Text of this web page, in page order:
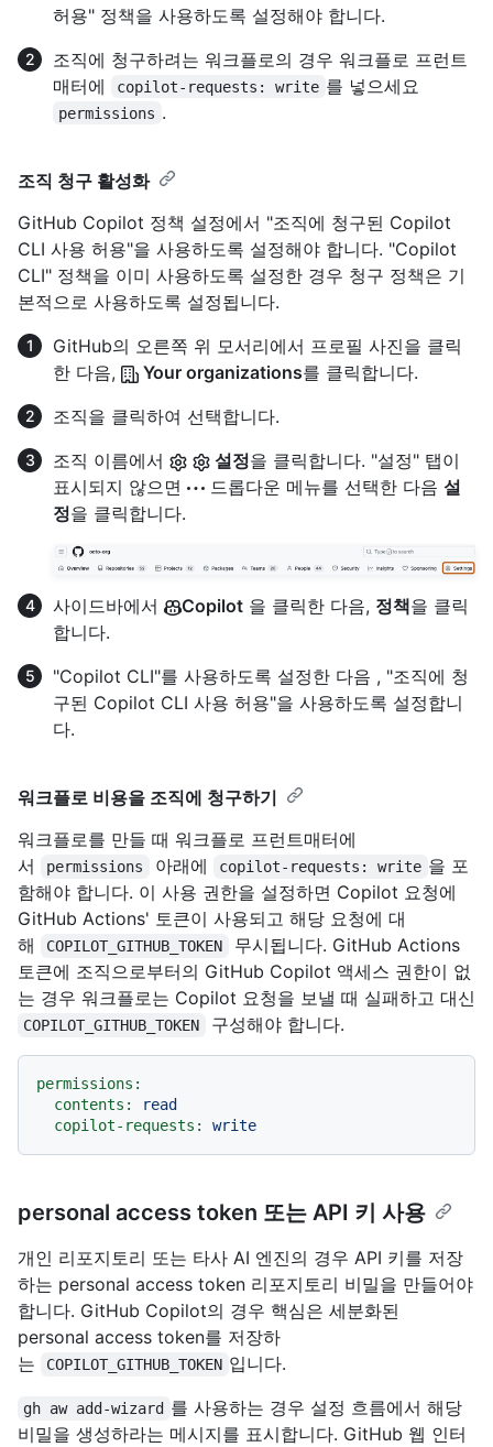
허용" 정책을 사용하도록 설정해야 합니다.
조직에 청구하려는 워크플로의 경우 워크플로 프런트
매터에
copilot-requests: write 를 넣으세요
permissions .
조직 청구 활성화
GitHub Copilot 정책 설정에서 "조직에 청구된 Copilot
CLI 사용 허용"을 사용하도록 설정해야 합니다. "Copilot
CLI" 정책을 이미 사용하도록 설정한 경우 청구 정책은 기
본적으로 사용하도록 설정됩니다.
GitHub의 오른쪽 위 모서리에서 프로필 사진을 클릭
한 다음,
Your organizations를 클릭합니다.
조직을 클릭하여 선택합니다.
조직 이름에서
설정을 클릭합니다. "설정" 탭이
표시되지 않으면
드롭다운 메뉴를 선택한 다음 설
정을 클릭합니다.
사이드바에서 Copilot 을 클릭한 다음, 정책을 클릭
합니다.
"Copilot CLI"를 사용하도록 설정한 다음 , "조직에 청
구된 Copilot CLI 사용 허용"을 사용하도록 설정합니
다.
워크플로 비용을 조직에 청구하기
워크플로를 만들 때 워크플로 프런트매터에
서
permissions 아래에 copilot-requests: write 을 포
함해야 합니다. 이 사용 권한을 설정하면 Copilot 요청에
GitHub Actions' 토큰이 사용되고 해당 요청에 대
해
COPILOT_GITHUB_TOKEN
무시됩니다. GitHub Actions
토큰에 조직으로부터의 GitHub Copilot 액세스 권한이 없
는 경우 워크플로는 Copilot 요청을 보낼 때 실패하고 대신
COPILOT_GITHUB_TOKEN 구성해야 합니다.
permissions:
contents:
read
copilot-requests:
write
personal access token 또는 API 키 사용
개인 리포지토리 또는 타사 AI 엔진의 경우 API 키를 저장
하는 personal access token 리포지토리 비밀을 만들어야
합니다. GitHub Copilot의 경우 핵심은 세분화된
personal access token를 저장하
는
COPILOT_GITHUB_TOKEN 입니다.
gh aw add-wizard 를 사용하는 경우 설정 흐름에서 해당
비밀을 생성하라는 메시지를 표시합니다. GitHub 웹 인터